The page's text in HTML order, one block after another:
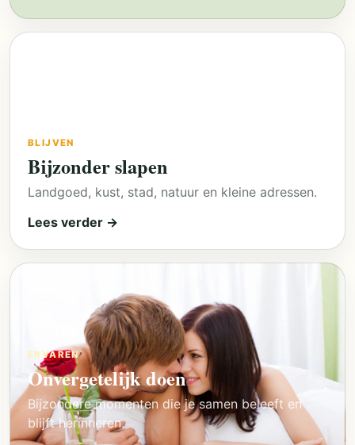
BLIJVEN
Bijzonder slapen
Landgoed, kust, stad, natuur en kleine adressen.
Lees verder →
ERVAREN
Onvergetelijk doen
Bijzondere momenten die je samen beleeft en
blijft herinneren.